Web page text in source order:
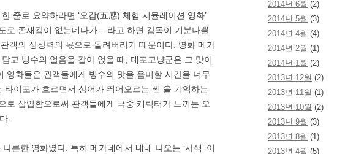
줄로 요약하라면 ‘오감(五感) 체험 시뮬레이션 영화’
로 존재감이 없는데다가 – 라고 하면 감독이 기분나쁠
객의 상상력의 몫으로 돌려버리기 때문이다. 영화 메가
고 빙수의 얼음을 갈아 얹을 때, 대포고냥군은 그 맛이
영화들은 관객들에게 빙수의 맛을 음미할 시간을 너무
타이포가 흐르면서 상어가 뛰어오르는 씬 을 기억하는
로 삽입함으로써 관객들에게 극중 캐릭터가 느끼는 오
.
른한 영화였다. 특히 메가네에서 내내 나오는 ‘사색’ 이
2014년 6월 (2)
2014년 5월 (3)
2014년 4월 (4)
2014년 2월 (1)
2014년 1월 (2)
2013년 12월 (2)
2013년 11월 (1)
2013년 10월 (2)
2013년 9월 (3)
2013년 8월 (1)
2013년 4월 (5)